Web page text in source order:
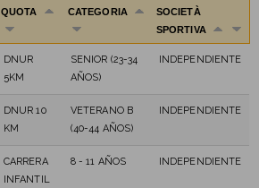
QUOTA CATEGORIA
SOCIETÀ
SPORTIVA
DNUR
5KM
SENIOR (23-34
AÑOS)
INDEPENDIENTE
DNUR 10
KM
VETERANO B
(40-44 AÑOS)
INDEPENDIENTE
CARRERA
INFANTIL
8 - 11 AÑOS INDEPENDIENTE